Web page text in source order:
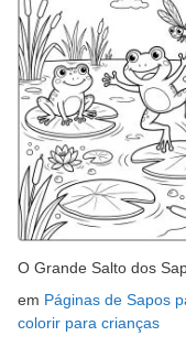
O Grande Salto dos
em Páginas de Sapos
colorir para crianças